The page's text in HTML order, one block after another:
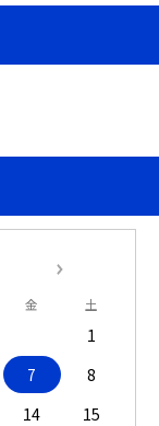
金 土
1
7
8
14
15